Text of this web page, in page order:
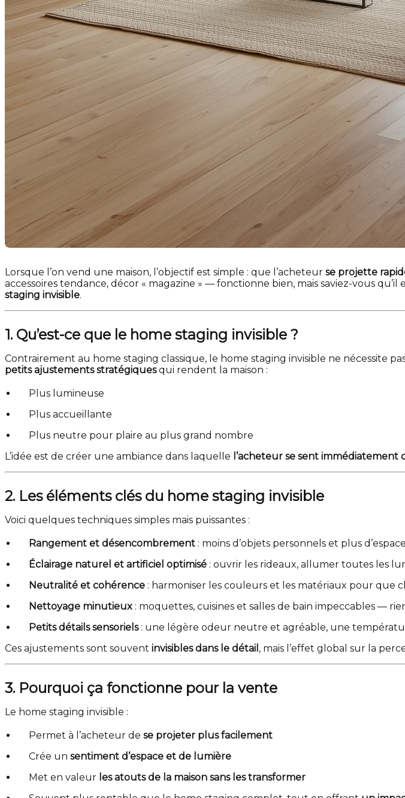
Lorsque l’on vend une maison, l’objectif est simple : que l’acheteur se projette
accessoires tendance, décor « magazine » — fonctionne bien, mais saviez-vous
staging invisible.
1. Qu’est-ce que le home staging invisible ?
Contrairement au home staging classique, le home staging invisible ne nécessite
petits ajustements stratégiquesqui rendent la maison :
Plus lumineuse
Plus accueillante
Plus neutre pour plaire au plus grand nombre
L’idée est de créer une ambiance dans laquelle l’acheteur se sent immédiatement
2. Les éléments clés du home staging invisible
Voici quelques techniques simples mais puissantes :
Rangement et désencombrement : moins d’objets personnels et plus
Éclairage naturel et artificiel optimisé : ouvrir les rideaux, allumer toutes les
Neutralité et cohérence : harmoniser les couleurs et les matériaux pour que
Nettoyage minutieux : moquettes, cuisines et salles de bain impeccables —
Petits détails sensoriels: une légère odeur neutre et agréable, une
Ces ajustements sont souvent invisibles dans le détail , mais l’effet global sur la
3. Pourquoi ça fonctionne pour la vente
Le home staging invisible :
Permet à l’acheteur de se projeter plus facilement
Crée un sentiment d’espace et de lumière
Met en valeur les atouts de la maison sans les transformer